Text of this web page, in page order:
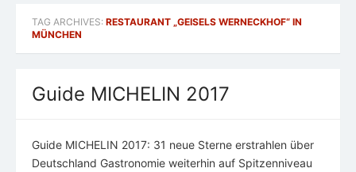
TAG ARCHIVES: RESTAURANT „GEISELS WERNECKHOF“ IN
MÜNCHEN
Guide MICHELIN 2017
Guide MICHELIN 2017: 31 neue Sterne erstrahlen über
Deutschland Gastronomie weiterhin auf Spitzenniveau